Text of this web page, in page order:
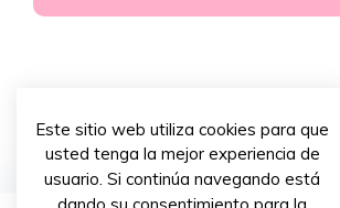
Este sitio web utiliza cookies para que
usted tenga la mejor experiencia de
usuario. Si continúa navegando está